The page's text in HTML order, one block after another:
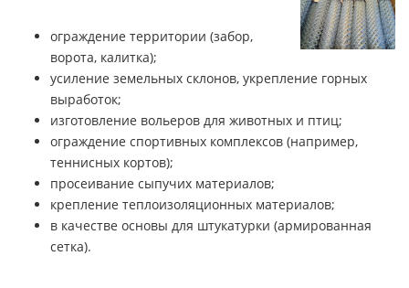
ограждение территории (забор,
ворота, калитка);
усиление земельных склонов, укрепление горных
выработок;
изготовление вольеров для животных и птиц;
ограждение спортивных комплексов (например,
теннисных кортов);
просеивание сыпучих материалов;
крепление теплоизоляционных материалов;
в качестве основы для штукатурки (армированная
сетка).